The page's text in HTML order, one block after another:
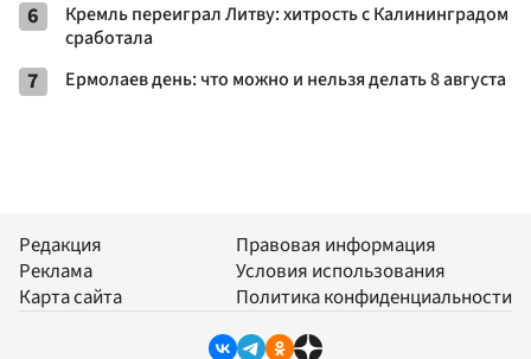
6
Кремль переиграл Литву: хитрость с Калининградом
сработала
7 Ермолаев день: что можно и нельзя делать 8 августа
Редакция
Реклама
Карта сайта
Правовая информация
Условия использования
Политика конфиденциальности